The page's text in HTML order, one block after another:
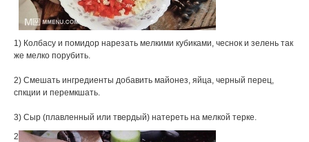
1) Колбасу и помидор нарезать мелкими кубиками, чеснок и зелень так
же мелко порубить.
2) Смешать ингредиенты добавить майонез, яйца, черный перец,
спкции и перемкшать.
3) Сыр (плавленный или твердый) натереть на мелкой терке.
2